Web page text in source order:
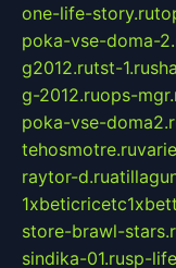
one-life-story.ru
poka-vse-doma-
g2012.rutst-1.ru
g-2012.ruops-
poka-vse-
tehosmotre.ru
raytor-d.ru
store-brawl-
sindika-01.rusp-